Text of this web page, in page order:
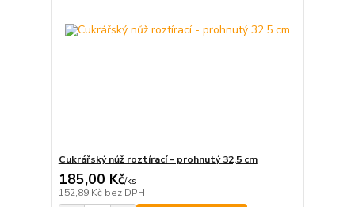
Cukrářský nůž roztírací - prohnutý 32,5 cm
185,00 Kč/ks
152,89 Kč bez DPH